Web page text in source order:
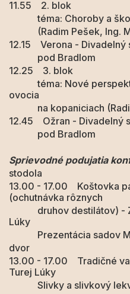
11.55 2. blok
téma: Choroby a
(Radim Pešek, Ing.
12.15 Verona - Divadelný
pod Bradlom
12.25 3. blok
téma: Nové
ovocia
na kopaniciach
12.45 Ožran - Divadelný
pod Bradlom
Sprievodné podujatia
stodola
13.00 - 17.00 Koštovka
(ochutnávka rôznych
druhov destilátov) -
Lúky
Prezentácia sadov
dvor
13.00 - 17.00 Tradičné
Turej Lúky
Slivky a slivkový